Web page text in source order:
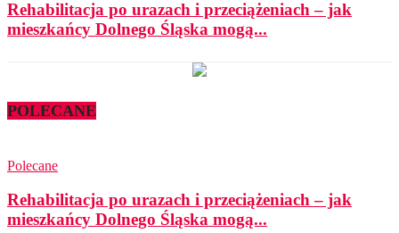
Rehabilitacja po urazach i przeciążeniach – jak
mieszkańcy Dolnego Śląska mogą...
POLECANE
Polecane
Rehabilitacja po urazach i przeciążeniach – jak
mieszkańcy Dolnego Śląska mogą...